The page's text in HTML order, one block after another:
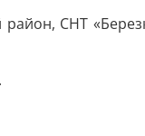
СНТ